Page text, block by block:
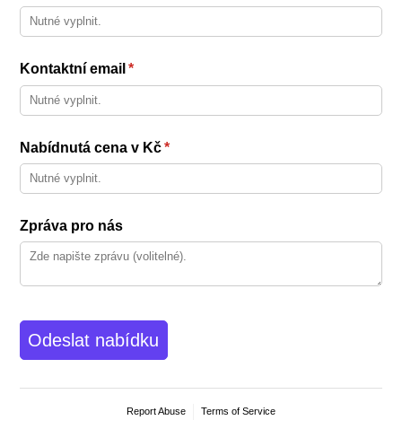
Kontaktní email *
(required)
Nabídnutá cena v Kč*
(required)
Zpráva pro nás
Odeslat nabídku
Report Abuse Terms of Service